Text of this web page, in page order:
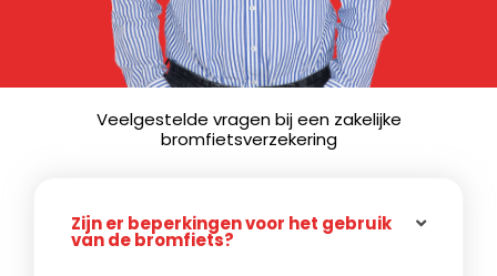
Veelgestelde vragen bij een zakelijke
bromfietsverzekering
Zijn er beperkingen voor het gebruik
van de bromfiets?